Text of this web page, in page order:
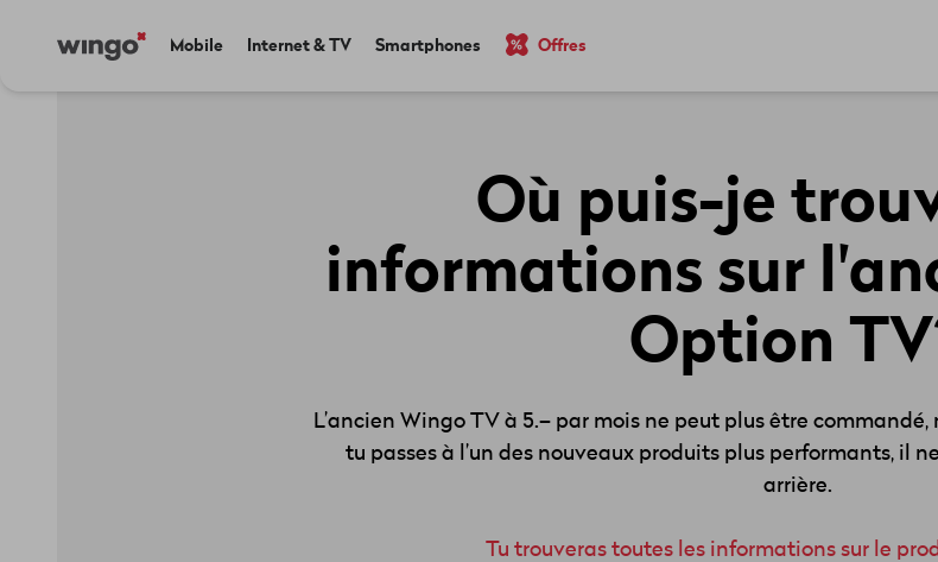
Main
Mobile Internet & TV Smartphones Offres
Où puis-je
informations sur
Option
L’ancien Wingo TV à 5.– par mois ne peut plus être
tu passes à l’un des nouveaux produits plus performants, il
arrière.
Tu trouveras toutes les informations sur le